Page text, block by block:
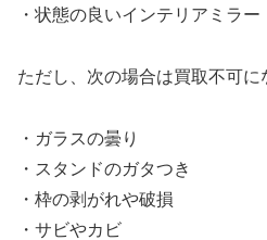
・状態の良いインテリアミラー
ただし、次の場合は買取不可に
・ガラスの曇り
・スタンドのガタつき
・枠の剥がれや破損
・サビやカビ